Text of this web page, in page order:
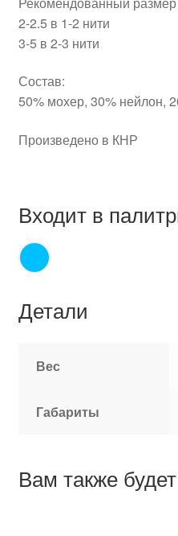
2-2.5 в 1-2 нити
3-5 в 2-3 нити
Состав:
50% мохер, 30% нейлон,
Произведено в КНР
Входит в
Детали
Вес
Габариты
Вам также